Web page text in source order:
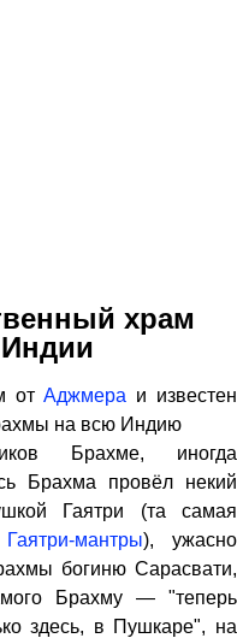
храм
отАджмера и известен
на всю Индию
Брахме, иногда
Брахма провёл некий
Гаятри (та самая
Гаятри-мантры), ужасно
богиню Сарасвати,
Брахму — "теперь
здесь, в Пушкаре", на